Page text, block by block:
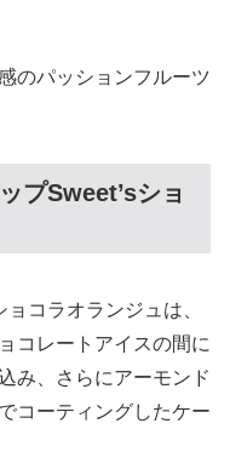
のパッションフルーツ
プSweet’sショ
コラオランジュは、
コレートアイスの間に
み、さらにアーモンド
コーティングしたケー